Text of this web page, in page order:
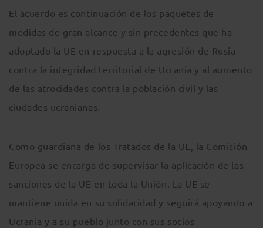
El acuerdo es continuación de los paquetes de
medidas de gran alcance y sin precedentes que ha
adoptado la UE en respuesta a la agresión de Rusia
contra la integridad territorial de Ucrania y al aumento
de las atrocidades contra la población civil y las
ciudades ucranianas.
Como guardiana de los Tratados de la UE, la Comisión
Europea se encarga de supervisar la aplicación de las
sanciones de la UE en toda la Unión. La UE se
mantiene unida en su solidaridad y seguirá apoyando a
Ucrania y a su pueblo junto con sus socios